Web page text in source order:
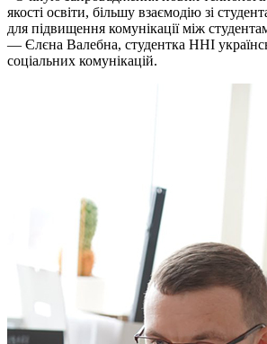
якості освіти, більшу взаємодію зі
для підвищення комунікації між
— Єлєна Валебна, студентка ННІ
соціальних комунікацій.